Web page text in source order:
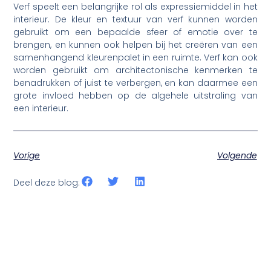
Verf speelt een belangrijke rol als expressiemiddel in het
interieur. De kleur en textuur van verf kunnen worden
gebruikt om een bepaalde sfeer of emotie over te
brengen, en kunnen ook helpen bij het creëren van een
samenhangend kleurenpalet in een ruimte. Verf kan ook
worden gebruikt om architectonische kenmerken te
benadrukken of juist te verbergen, en kan daarmee een
grote invloed hebben op de algehele uitstraling van
een interieur.
Vorige Volgende
Deel deze blog: